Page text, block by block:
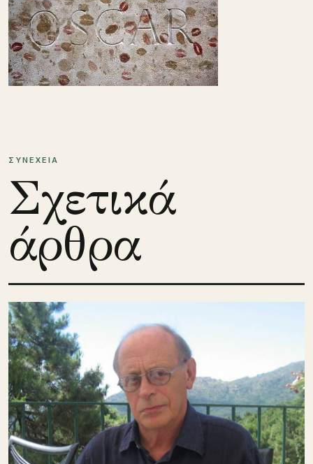
ΣΥΝΕΧΕΙΑ
Σχετικά
άρθρα